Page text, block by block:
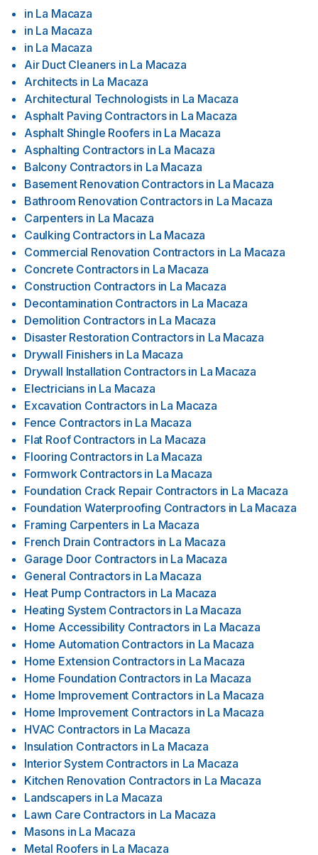
in La Macaza
in La Macaza
in La Macaza
Air Duct Cleaners in La Macaza
Architects in La Macaza
Architectural Technologists in La Macaza
Asphalt Paving Contractors in La Macaza
Asphalt Shingle Roofers in La Macaza
Asphalting Contractors in La Macaza
Balcony Contractors in La Macaza
Basement Renovation Contractors in La Macaza
Bathroom Renovation Contractors in La Macaza
Carpenters in La Macaza
Caulking Contractors in La Macaza
Commercial Renovation Contractors in La Macaza
Concrete Contractors in La Macaza
Construction Contractors in La Macaza
Decontamination Contractors in La Macaza
Demolition Contractors in La Macaza
Disaster Restoration Contractors in La Macaza
Drywall Finishers in La Macaza
Drywall Installation Contractors in La Macaza
Electricians in La Macaza
Excavation Contractors in La Macaza
Fence Contractors in La Macaza
Flat Roof Contractors in La Macaza
Flooring Contractors in La Macaza
Formwork Contractors in La Macaza
Foundation Crack Repair Contractors in La Macaza
Foundation Waterproofing Contractors in La Macaza
Framing Carpenters in La Macaza
French Drain Contractors in La Macaza
Garage Door Contractors in La Macaza
General Contractors in La Macaza
Heat Pump Contractors in La Macaza
Heating System Contractors in La Macaza
Home Accessibility Contractors in La Macaza
Home Automation Contractors in La Macaza
Home Extension Contractors in La Macaza
Home Foundation Contractors in La Macaza
Home Improvement Contractors in La Macaza
Home Improvement Contractors in La Macaza
HVAC Contractors in La Macaza
Insulation Contractors in La Macaza
Interior System Contractors in La Macaza
Kitchen Renovation Contractors in La Macaza
Landscapers in La Macaza
Lawn Care Contractors in La Macaza
Masons in La Macaza
Metal Roofers in La Macaza